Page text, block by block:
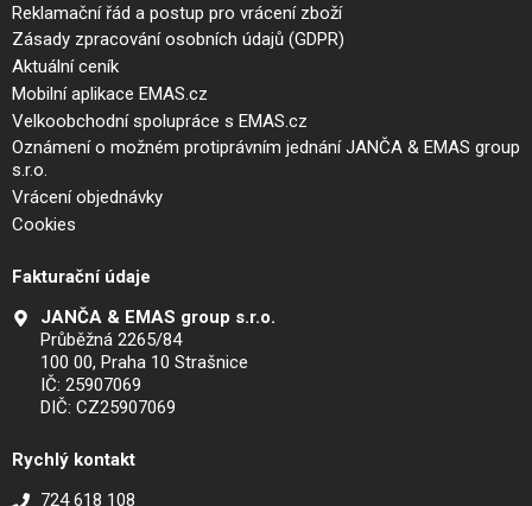
Reklamační řád a postup pro vrácení zboží
Zásady zpracování osobních údajů (GDPR)
Aktuální ceník
Mobilní aplikace EMAS.cz
Velkoobchodní spolupráce s EMAS.cz
Oznámení o možném protiprávním jednání JANČA & EMAS group
s.r.o.
Vrácení objednávky
Cookies
Fakturační údaje
JANČA & EMAS group s.r.o.
Průběžná 2265/84
100 00, Praha 10 Strašnice
IČ: 25907069
DIČ: CZ25907069
Rychlý kontakt
724 618 108